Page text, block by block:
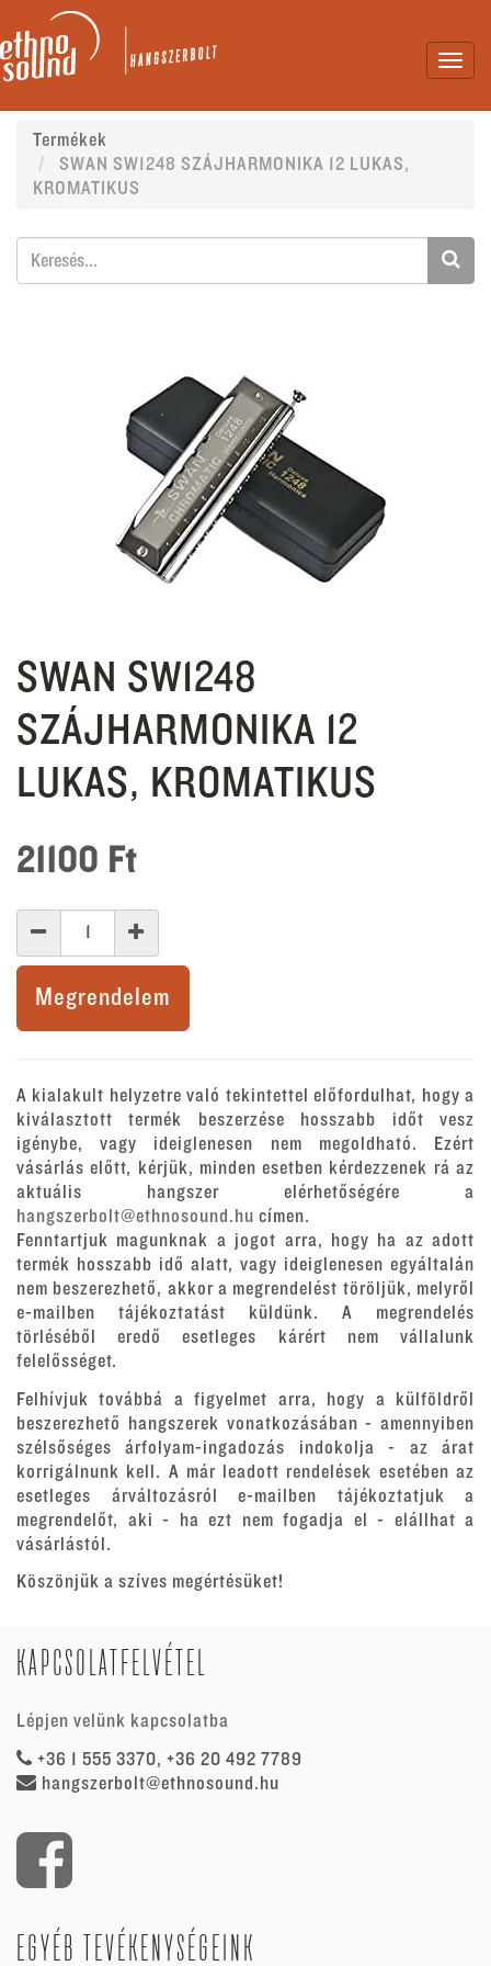
Termékek
SWAN SW1248 SZÁJHARMONIKA 12 LUKAS,
KROMATIKUS
SWAN SW1248
SZÁJHARMONIKA 12
LUKAS, KROMATIKUS
21100 Ft
Megrendelem
A kialakult helyzetre való tekintettel előfordulhat, hogy a
kiválasztott termék beszerzése hosszabb időt vesz
igénybe, vagy ideiglenesen nem megoldható. Ezért
vásárlás előtt, kérjük, minden esetben kérdezzenek rá az
aktuális hangszer elérhetőségére a
hangszerbolt@ethnosound.hu címen.
Fenntartjuk magunknak a jogot arra, hogy ha az adott
termék hosszabb idő alatt, vagy ideiglenesen egyáltalán
nem beszerezhető, akkor a megrendelést töröljük, melyről
e-mailben tájékoztatást küldünk. A megrendelés
törléséből eredő esetleges kárért nem vállalunk
felelősséget.
Felhívjuk továbbá a figyelmet arra, hogy a külföldről
beszerezhető hangszerek vonatkozásában - amennyiben
szélsőséges árfolyam-ingadozás indokolja - az árat
korrigálnunk kell. A már leadott rendelések esetében az
esetleges árváltozásról e-mailben tájékoztatjuk a
megrendelőt, aki - ha ezt nem fogadja el - elállhat a
vásárlástól.
Köszönjük a szíves megértésüket!
KAPCSOLATFELVÉTEL
Lépjen velünk kapcsolatba
+36 1 555 3370, +36 20 492 7789
hangszerbolt@ethnosound.hu
EGYÉB TEVÉKENYSÉGEINK